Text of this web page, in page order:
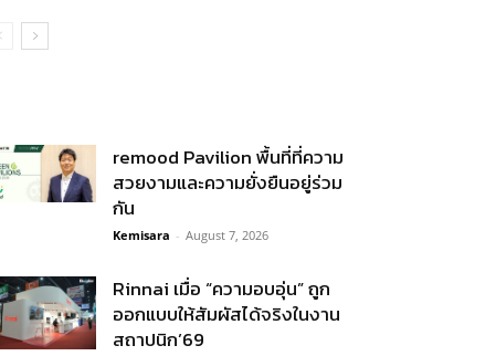
remood Pavilion พื้นที่ที่ความ
สวยงามและความยั่งยืนอยู่ร่วม
กัน
Kemisara - August 7, 2026
Rinnai เมื่อ “ความอบอุ่น” ถูก
ออกแบบให้สัมผัสได้จริงในงาน
สถาปนิก’69